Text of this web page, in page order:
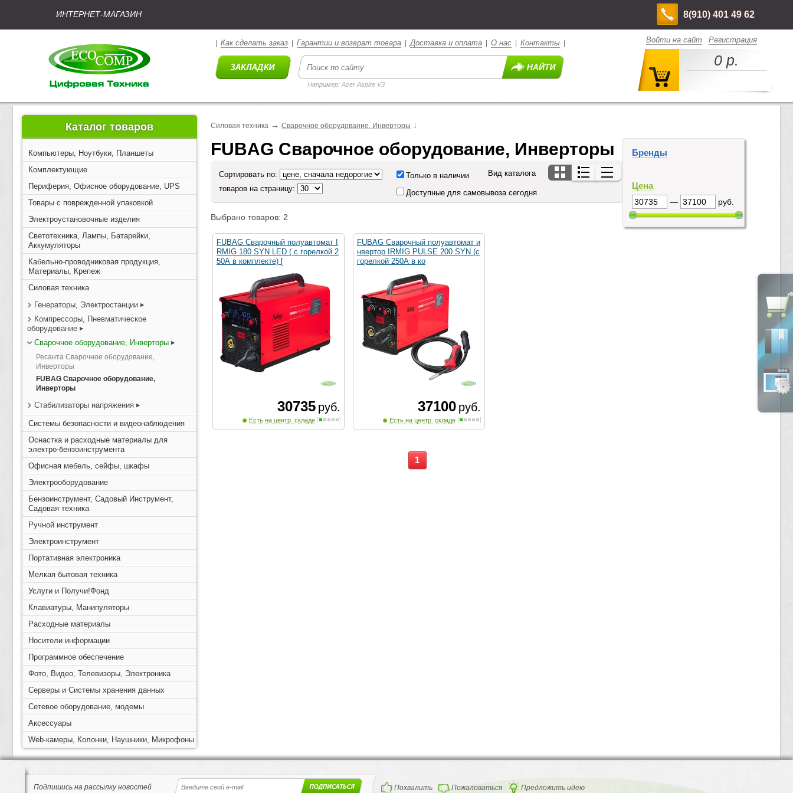
ИНТЕРНЕТ-МАГАЗИН 8(910) 401 49 62
Как сделать заказ Гарантии и возврат товара |Доставка и оплата О нас Контакты
Например: Acer Aspire V3
Войти на сайт Регистрация
0 р.
Каталог товаров
Компьютеры, Ноутбуки, Планшеты
Комплектующие
Периферия, Офисное оборудование, UPS
Товары с поврежденной упаковкой
Электроустановочные изделия
Светотехника, Лампы, Батарейки,
Аккумуляторы
Кабельно-проводниковая продукция,
Материалы, Крепеж
Силовая техника
Генераторы, Электростанции
Компрессоры, Пневматическое
оборудование
Сварочное оборудование, Инверторы
Ресанта Сварочное оборудование,
Инверторы
FUBAG Сварочное оборудование,
Инверторы
Стабилизаторы напряжения
Системы безопасности и видеонаблюдения
Оснастка и расходные материалы для
электро-бензоинструмента
Офисная мебель, сейфы, шкафы
Электрооборудование
Бензоинструмент, Садовый Инструмент,
Садовая техника
Ручной инструмент
Электроинструмент
Портативная электроника
Мелкая бытовая техника
Услуги и Получи!Фонд
Клавиатуры, Манипуляторы
Расходные материалы
Носители информации
Программное обеспечение
Фото, Видео, Телевизоры, Электроника
Серверы и Системы хранения данных
Сетевое оборудование, модемы
Аксессуары
Web-камеры, Колонки, Наушники, Микрофоны
Силовая техника → Сварочное оборудование, Инверторы ↓
FUBAG Сварочное оборудование, Инверторы
Сортировать по:
товаров на страницу:
Только в наличии
Доступные для самовывоза сегодня
Вид каталога
Выбрано товаров: 2
FUBAG Сварочный полуавтомат I
RMIG 180 SYN LED ( с горелкой 2
50А в комплекте) [
30735 руб.
Есть на центр. складе
FUBAG Сварочный полуавтомат и
нвертор IRMIG PULSE 200 SYN (с
горелкой 250А в ко
37100 руб.
Есть на центр. складе
1
Бренды
Цена
— руб.
Подпишись на рассылку новостей Похвалить Пожаловаться Предложить идею